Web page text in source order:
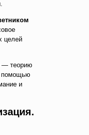
целей
— теорию
помощью
и